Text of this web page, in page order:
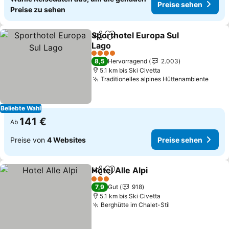
Preise zu sehen
Preise sehen
Beliebte Wahl
TeilenZu Favoriten hinzufügen
Sporthotel Europa Sul
Lago
Preise sehen
4 Sterne
8,5 Hervorragend
2.003
5.1 km bis Ski Civetta
Traditionelles alpines Hüttenambiente
Ab 141 €
Preise von 4 Websites Preise sehen
TeilenZu Favoriten hinzufügen
Hotel Alle Alpi
3 Sterne
7,9 Gut
918
5.1 km bis Ski Civetta
Berghütte im Chalet-Stil